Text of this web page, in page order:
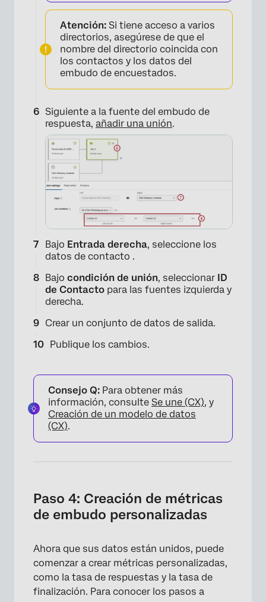
×
Atención: Si tiene acceso a varios
directorios, asegúrese de que el
nombre del directorio coincida con
los contactos y los datos del
embudo de encuestados.
​​Siguiente a la fuente del embudo de
respuesta, añadir una unión.
Bajo Entrada derecha, seleccione los
datos de contacto .
​​Bajo condición de unión, seleccionar ID
de Contacto para las fuentes izquierda y
derecha.
Crear un conjunto de datos de salida.
Publique los cambios.
Consejo Q: Para obtener más
información, consulte Se une (CX), y
Creación de un modelo de datos
(CX).
Paso 4: Creación de métricas
de embudo personalizadas
Ahora que sus datos están unidos, puede
comenzar a crear métricas personalizadas,
como la tasa de respuestas y la tasa de
finalización. Para conocer los pasos a